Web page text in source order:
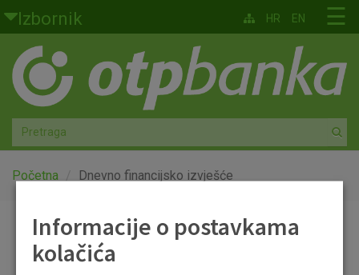
Skoči na glavni sadržaj
Izbornik
Građani
Privatno bankarstvo
Agro
Mala poduzeća i obrtnici
Globalna tržišta
☰
HR EN
Početna Dnevno financijsko izvješće
Dnevno financijsko
Informacije o postavkama
kolačića